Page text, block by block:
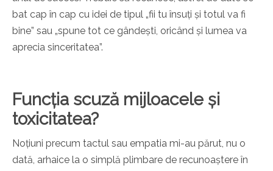
bat cap în cap cu idei de tipul „fii tu însuți și totul va fi
bine” sau „spune tot ce gândești, oricând și lumea va
aprecia sinceritatea”.
Funcția scuză mijloacele și
toxicitatea?
Noțiuni precum tactul sau empatia mi-au părut, nu o
dată, arhaice la o simplă plimbare de recunoaștere în